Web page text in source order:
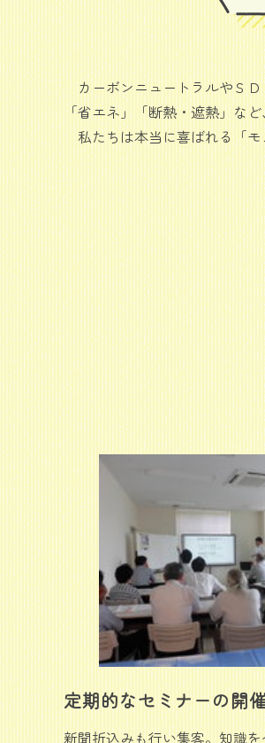
カーボンニュートラルやＳＤ
「省エネ」「断熱・遮熱」な
私たちは本当に喜ばれる「モ
定期的なセミナーの開
新聞折込みも行い集客。知識